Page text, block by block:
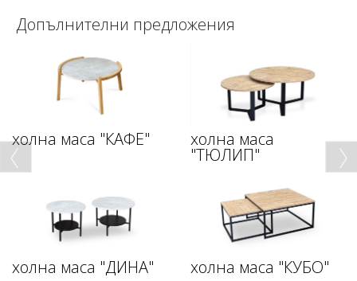
Допълнителни предложения
холна маса "КАФЕ" холна маса
"ТЮЛИП"
холна маса "ДИНА" холна маса "КУБО"